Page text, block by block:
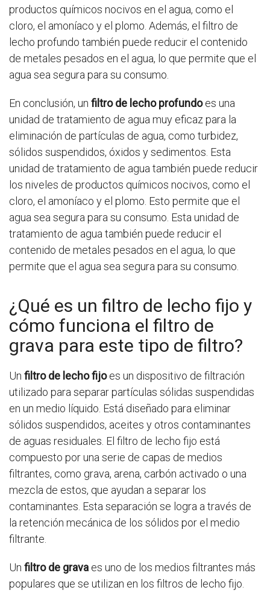
productos químicos nocivos en el agua, como el
cloro, el amoníaco y el plomo. Además, el filtro de
lecho profundo también puede reducir el contenido
de metales pesados en el agua, lo que permite que el
agua sea segura para su consumo.
En conclusión, un filtro de lecho profundoes una
unidad de tratamiento de agua muy eficaz para la
eliminación de partículas de agua, como turbidez,
sólidos suspendidos, óxidos y sedimentos. Esta
unidad de tratamiento de agua también puede reducir
los niveles de productos químicos nocivos, como el
cloro, el amoníaco y el plomo. Esto permite que el
agua sea segura para su consumo. Esta unidad de
tratamiento de agua también puede reducir el
contenido de metales pesados en el agua, lo que
permite que el agua sea segura para su consumo.
¿Qué es un filtro de lecho fijo y
cómo funciona el filtro de
grava para este tipo de filtro?
Un filtro de lecho fijoes un dispositivo de filtración
utilizado para separar partículas sólidas suspendidas
en un medio líquido. Está diseñado para eliminar
sólidos suspendidos, aceites y otros contaminantes
de aguas residuales. El filtro de lecho fijo está
compuesto por una serie de capas de medios
filtrantes, como grava, arena, carbón activado o una
mezcla de estos, que ayudan a separar los
contaminantes. Esta separación se logra a través de
la retención mecánica de los sólidos por el medio
filtrante.
Un filtro de grava es uno de los medios filtrantes más
populares que se utilizan en los filtros de lecho fijo.